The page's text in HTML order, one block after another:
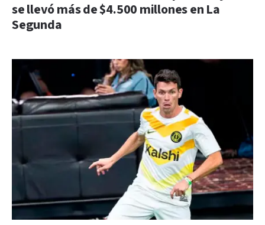
se llevó más de $4.500 millones en La
Segunda